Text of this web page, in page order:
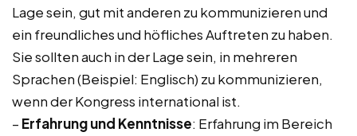
Lage sein, gut mit anderen zu kommunizieren und
ein freundliches und höfliches Auftreten zu haben.
Sie sollten auch in der Lage sein, in mehreren
Sprachen (Beispiel: Englisch) zu kommunizieren,
wenn der Kongress international ist.
– Erfahrung und Kenntnisse: Erfahrung im Bereich